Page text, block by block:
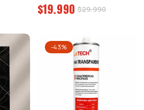
Precio
regular
$19.990 Precio
$29.990
-43%